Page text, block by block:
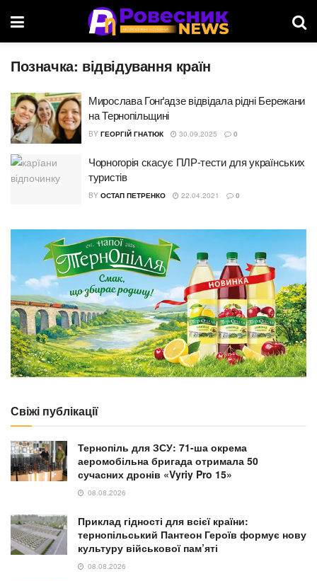
Позначка: відвідування країн
Мирослава Гонґадзе відвідала рідні Бережани
на Тернопільщині
BY ГЕОРГІЙ ГНАТЮК 30.09.2025 0
Чорногорія скасує ПЛР-тести для українських
туристів
BY ОСТАП ПЕТРЕНКО 22.04.2021 0
Свіжі публікації
Тернопіль для ЗСУ: 71-ша окрема
аеромобільна бригада отримала 50
сучасних дронів «Vyriy Pro 15»
08.08.2026
Приклад гідності для всієї країни:
тернопільський Пантеон Героїв формує нову
культуру військової пам’яті
08.08.2026